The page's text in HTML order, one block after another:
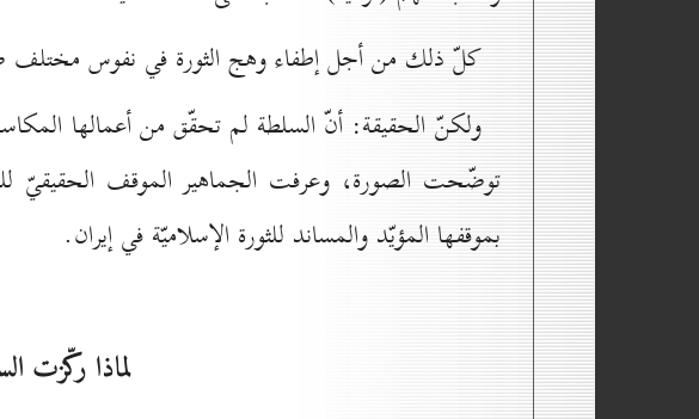
كلّ ذلك من أجل إطفاء وهج الثورة في نفوس مختلف
ولكنّ الحقيقة: أنّ السلطة لم تحقّق من أعمالها
توضّحت الصورة، وعرفت الجماهير الموقف الحقيقيّ
بموقفها المؤيّد والمساند للثورة الإسلاميّة في إيران.
لماذا ركّزت